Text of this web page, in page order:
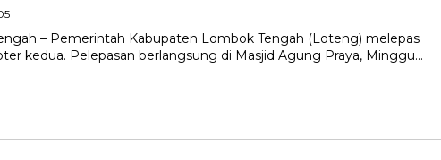
– Pemerintah Kabupaten Lombok Tengah (Loteng) melepas
kedua. Pelepasan berlangsung di Masjid Agung Praya, Minggu…